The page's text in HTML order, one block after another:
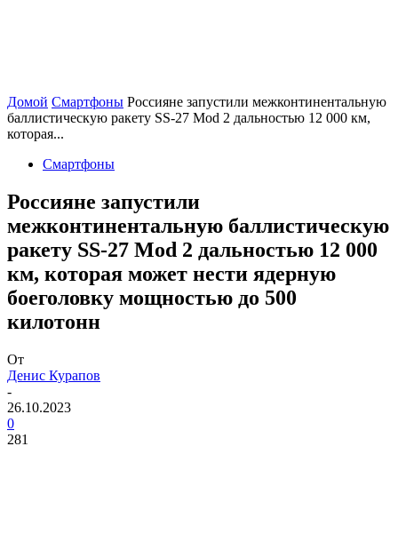
Домой Смартфоны Россияне запустили межконтинентальную
баллистическую ракету SS-27 Mod 2 дальностью 12 000 км,
которая...
Смартфоны
Россияне запустили
межконтинентальную баллистическую
ракету SS-27 Mod 2 дальностью 12 000
км, которая может нести ядерную
боеголовку мощностью до 500
килотонн
От
Денис Курапов
-
26.10.2023
0
281